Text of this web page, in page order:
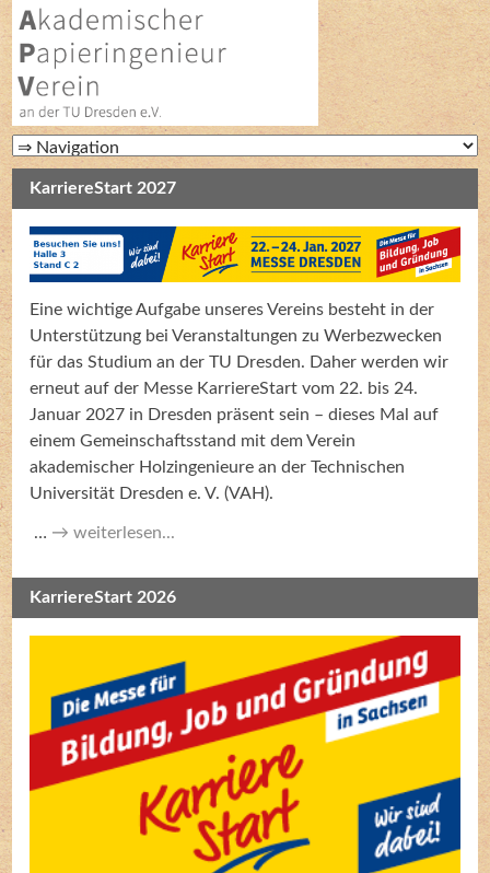
KarriereStart 2027
Eine wichtige Aufgabe unseres Vereins besteht in der
Unterstützung bei Veranstaltungen zu Werbezwecken
für das Studium an der TU Dresden. Daher werden wir
erneut auf der Messe KarriereStart vom 22. bis 24.
Januar 2027 in Dresden präsent sein – dieses Mal auf
einem Gemeinschaftsstand mit dem Verein
akademischer Holzingenieure an der Technischen
Universität Dresden e. V. (VAH).
… weiterlesen...
KarriereStart 2026